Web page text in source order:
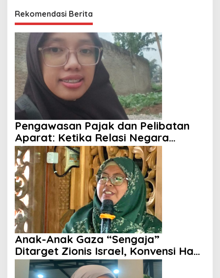
Rekomendasi Berita
Pengawasan Pajak dan Pelibatan
Aparat: Ketika Relasi Negara
dengan Rakyat Dipertanyakan
Anak-Anak Gaza “Sengaja”
Ditarget Zionis Israel, Konvensi Hak
Anak Tak Berdaya